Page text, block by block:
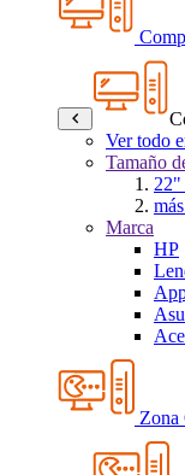
Ver todo
Tamaño
22"
Marca
HP
Zona